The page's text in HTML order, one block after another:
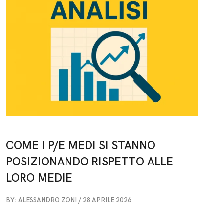
COME I P/E MEDI SI STANNO
POSIZIONANDO RISPETTO ALLE
LORO MEDIE
BY: ALESSANDRO ZONI / 28 APRILE 2026